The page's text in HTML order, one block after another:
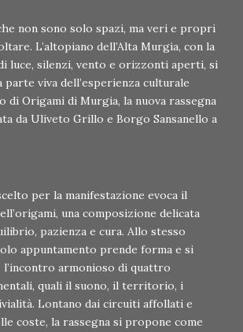
non sono solo spazi, ma veri e propri
L’altopiano dell’Alta Murgia, con la
luce, silenzi, vento e orizzonti aperti, si
viva dell’esperienza culturale
di Origami di Murgia, la nuova rassegna
da Uliveto Grillo e Borgo Sansanello a
per la manifestazione evoca il
una composizione delicata
pazienza e cura. Allo stesso
appuntamento prende forma e si
l’incontro armonioso di quattro
quali il suono, il territorio, i
Lontano dai circuiti affollati e
coste, la rassegna si propone come